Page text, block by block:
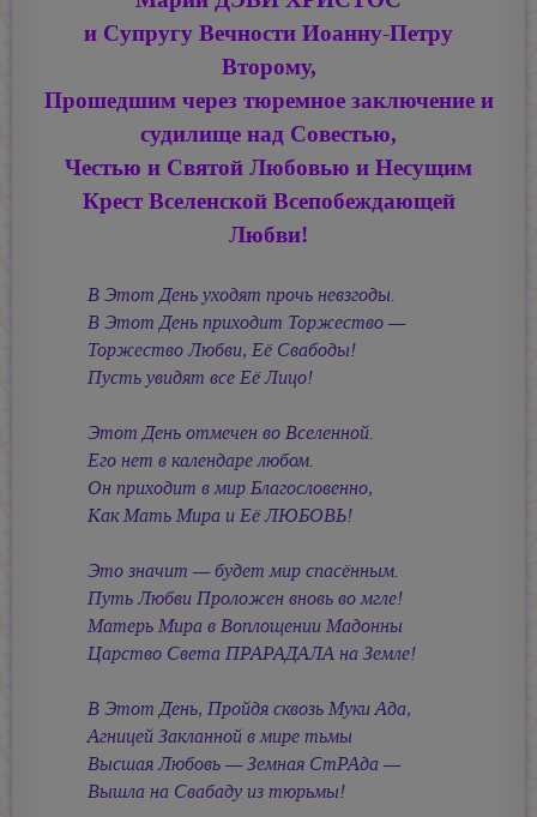
и Супругу Вечности Иоанну-Петру
Второму,
Прошедшим через тюремное заключение и
судилище над Совестью,
Честью и Святой Любовью и Несущим
Крест Вселенской Всепобеждающей
Любви!
В Этот День уходят прочь невзгоды.
В Этот День приходит Торжество —
Торжество Любви, Её Свабоды!
Пусть увидят все Её Лицо!
Этот День отмечен во Вселенной.
Его нет в календаре любом.
Он приходит в мир Благословенно,
Как Мать Мира и Её ЛЮБОВЬ!
Это значит — будет мир спасённым.
Путь Любви Проложен вновь во мгле!
Матерь Мира в Воплощении Мадонны
Царство Света ПРАРАДАЛА на Земле!
В Этот День, Пройдя сквозь Муки Ада,
Агницей Закланной в мире тьмы
Высшая Любовь — Земная СтРАда —
Вышла на Свабаду из тюрьмы!